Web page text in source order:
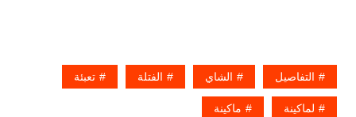
التفاصيل الشاي الفتلة تعبئة
لماكينة ماكينة